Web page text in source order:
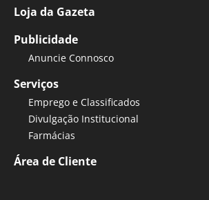
Loja da Gazeta
Publicidade
Anuncie Connosco
Serviços
Emprego e Classificados
Divulgação Institucional
Farmácias
Área de Cliente